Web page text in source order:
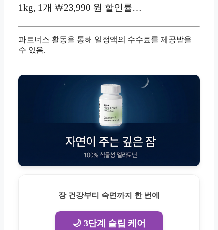
1kg, 1개 ￦23,990 원 할인률…
파트너스 활동을 통해 일정액의 수수료를 제공받을
수 있음.
장 건강부터 숙면까지 한 번에
🌙 3단계 슬립 케어